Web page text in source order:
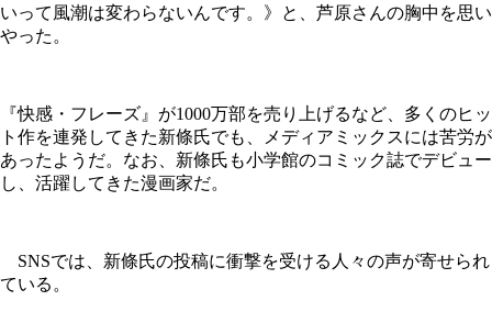
いって風潮は変わらないんです。》と、芦原さんの胸中を思い
やった。
『快感・フレーズ』が1000万部を売り上げるなど、多くのヒッ
ト作を連発してきた新條氏でも、メディアミックスには苦労が
あったようだ。なお、新條氏も小学館のコミック誌でデビュー
し、活躍してきた漫画家だ。
SNSでは、新條氏の投稿に衝撃を受ける人々の声が寄せられ
ている。